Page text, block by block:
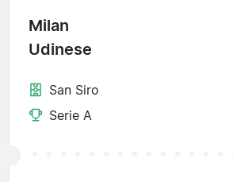
Milan
Udinese
San Siro
Serie A